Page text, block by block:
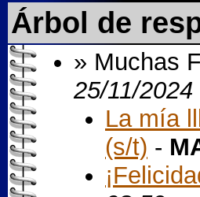
Árbol de
» Muchas
25/11/
La mía
(s/t) -